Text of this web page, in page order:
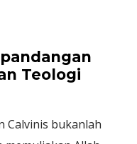
Teologi
Calvinis bukanlah